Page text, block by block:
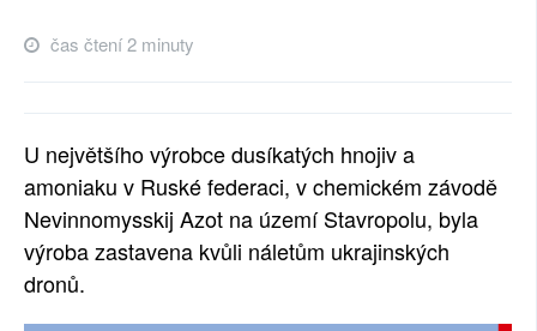
RUBRIKY
PLNÁ VERZE STRÁNEK
čas čtení 2 minuty
U největšího výrobce dusíkatých hnojiv a
amoniaku v Ruské federaci, v chemickém závodě
Nevinnomysskij Azot na území Stavropolu, byla
výroba zastavena kvůli náletům ukrajinských
dronů.